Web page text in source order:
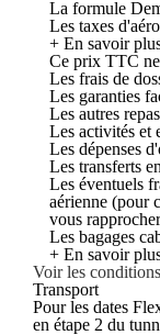
La formule
Les taxes
+ En savoir
Ce prix TTC
Les frais de
Les garanties
Les autres
Les activités et
Les dépenses
Les transferts
Les éventuels
aérienne (pour
vous
Les bagages
+ En savoir
Voir les conditions
Transport
Pour les dates
en étape 2 du